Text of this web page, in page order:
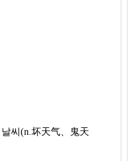
씨(n.坏天气、鬼天